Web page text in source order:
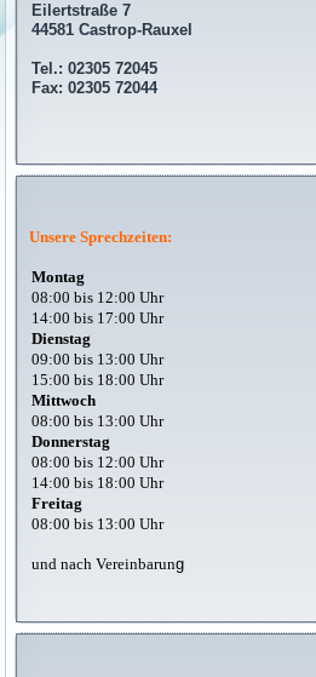
Eilertstraße 7
44581 Castrop-Rauxel
Tel.: 02305 72045
Fax: 02305 72044
Unsere Sprechzeiten:
Montag
08:00 bis 12:00 Uhr
14:00 bis 17:00 Uhr
Dienstag
09:00 bis 13:00 Uhr
15:00 bis 18:00 Uhr
Mittwoch
08:00 bis 13:00 Uhr
Donnerstag
08:00 bis 12:00 Uhr
14:00 bis 18:00 Uhr
Freitag
08:00 bis 13:00 Uhr
und nach Vereinbarung